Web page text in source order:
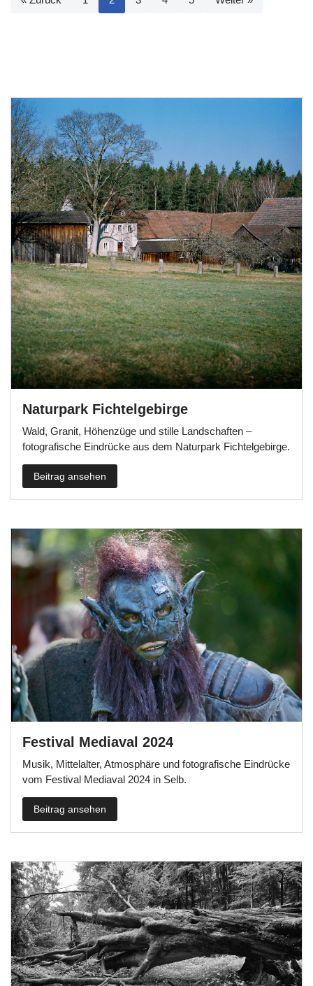
Naturpark Fichtelgebirge
Wald, Granit, Höhenzüge und stille Landschaften –
fotografische Eindrücke aus dem Naturpark Fichtelgebirge.
Beitrag ansehen
Festival Mediaval 2024
Musik, Mittelalter, Atmosphäre und fotografische Eindrücke
vom Festival Mediaval 2024 in Selb.
Beitrag ansehen